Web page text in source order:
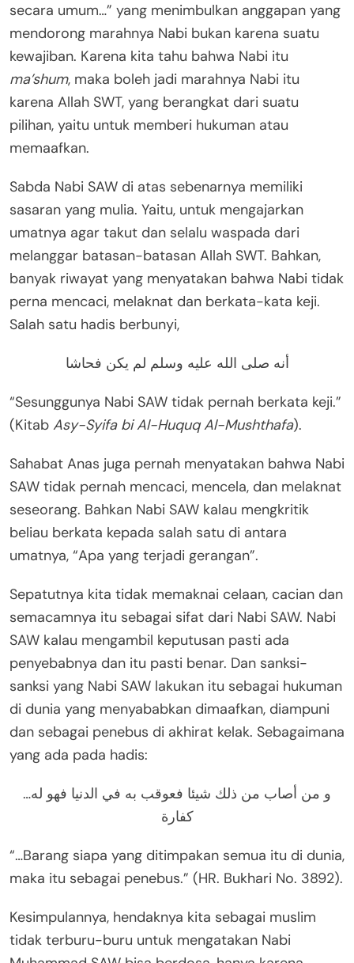
secara umum…” yang menimbulkan anggapan yang
mendorong marahnya Nabi bukan karena suatu
kewajiban. Karena kita tahu bahwa Nabi itu
ma’shum, maka boleh jadi marahnya Nabi itu
karena Allah SWT, yang berangkat dari suatu
pilihan, yaitu untuk memberi hukuman atau
memaafkan.
Sabda Nabi SAW di atas sebenarnya memiliki
sasaran yang mulia. Yaitu, untuk mengajarkan
umatnya agar takut dan selalu waspada dari
melanggar batasan-batasan Allah SWT. Bahkan,
banyak riwayat yang menyatakan bahwa Nabi tidak
perna mencaci, melaknat dan berkata-kata keji.
Salah satu hadis berbunyi,
أنه صلى الله عليه وسلم لم يكن فحاشا
“Sesunggunya Nabi SAW tidak pernah berkata keji.”
(Kitab Asy-Syifa bi Al-Huquq Al-Mushthafa).
Sahabat Anas juga pernah menyatakan bahwa Nabi
SAW tidak pernah mencaci, mencela, dan melaknat
seseorang. Bahkan Nabi SAW kalau mengkritik
beliau berkata kepada salah satu di antara
umatnya, “Apa yang terjadi gerangan”.
Sepatutnya kita tidak memaknai celaan, cacian dan
semacamnya itu sebagai sifat dari Nabi SAW. Nabi
SAW kalau mengambil keputusan pasti ada
penyebabnya dan itu pasti benar. Dan sanksi-
sanksi yang Nabi SAW lakukan itu sebagai hukuman
di dunia yang menyababkan dimaafkan, diampuni
dan sebagai penebus di akhirat kelak. Sebagaimana
yang ada pada hadis:
…و من أصاب من ذلك شيئا فعوقب به في الدنيا فهو له
كفارة
“…Barang siapa yang ditimpakan semua itu di dunia,
maka itu sebagai penebus.” (HR. Bukhari No. 3892).
Kesimpulannya, hendaknya kita sebagai muslim
tidak terburu-buru untuk mengatakan Nabi